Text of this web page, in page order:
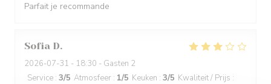
Parfait je recommande
Sofia D
2026-07-31 - 18:30 - Gasten 2
Service : 3/5 Atmosfeer : 1/5 Keuken : 3/5 Kwaliteit / Prijs :